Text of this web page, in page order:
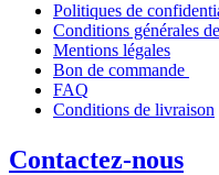
Politiques de
Conditions générales
Mentions légales
Bon de commande
FAQ
Conditions de livraison
Contactez-nous